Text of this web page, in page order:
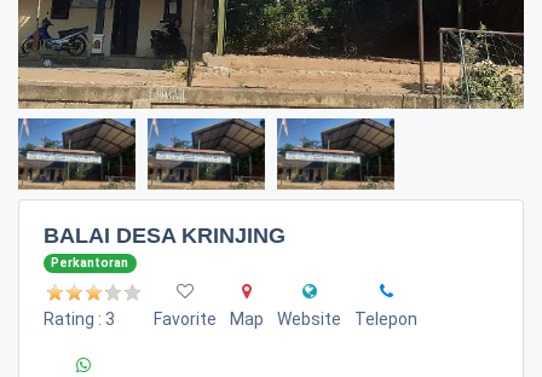
BALAI DESA KRINJING
Perkantoran
Rating : 3 Favorite Map Website Telepon